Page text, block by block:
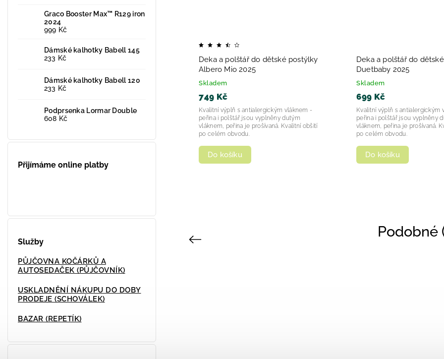
Graco Booster Max™ R129 iron
2024
999 Kč
Dámské kalhotky Babell 145
233 Kč
Dámské kalhotky Babell 120
233 Kč
Podprsenka Lormar Double
608 Kč
Přijímáme online platby
Služby
PŮJČOVNA KOČÁRKŮ A
AUTOSEDAČEK (PŮJČOVNÍK)
USKLADNĚNÍ NÁKUPU DO DOBY
PRODEJE (SCHOVÁLEK)
BAZAR (REPETÍK)
Prostěradlo froté nepropustné do
Skladem
🌟 Prostěradlo FROTÉ do dětské postýlky
nepropustné 120x60 cm 📋 Základní
Deka a polštář do dětské postýlky
Albero Mio 2025
Skladem
749 Kč
Do košíku
Kvalitní výplň s antialergickým vláknem -
peřina i polštář jsou vyplněny dutým
vláknem, peřina je prošívaná. Kvalitní obšití
po celém obvodu.
Deka a polštář do
Duetbaby 2025
Skladem
699 Kč
Do košíku
Kvalitní výplň s antialergickým
peřina i polštář jsou vyplněny
vláknem, peřina je prošívaná.
po celém obvodu.
Podobné
Previous